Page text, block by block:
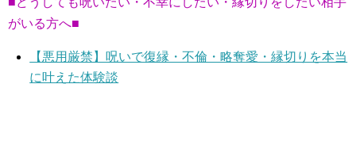
がいる方へ■
【悪用厳禁】呪いで復縁・不倫・略奪愛・縁切りを本当
に叶えた体験談